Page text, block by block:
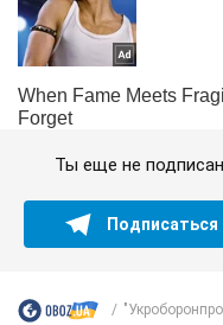
Ты еще не
Подписаться